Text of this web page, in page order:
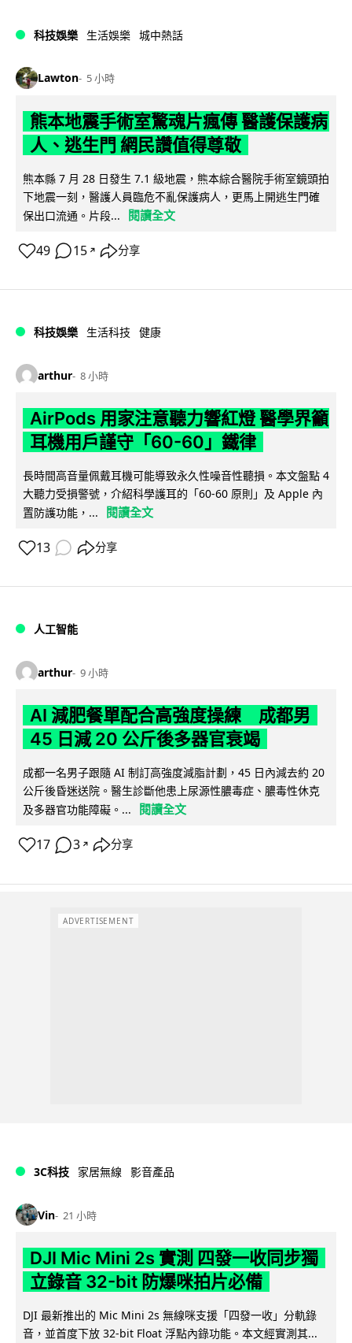
科技娛樂 生活娛樂 城中熱話
Lawton 5 小時
熊本地震手術室驚魂片瘋傳 醫護保護病
人、逃生門 網民讚值得尊敬
熊本縣 7 月 28 日發生 7.1 級地震，熊本綜合醫院手術室鏡頭拍
下地震一刻，醫護人員臨危不亂保護病人，更馬上開逃生門確
保出口流通。片段...
閱讀全文
49 15 ↗ 分享
科技娛樂 生活科技 健康
arthur 8 小時
AirPods 用家注意聽力響紅燈 醫學界籲
耳機用戶謹守「60-60」鐵律
長時間高音量佩戴耳機可能導致永久性噪音性聽損。本文盤點 4
大聽力受損警號，介紹科學護耳的「60-60 原則」及 Apple 內
置防護功能，...
閱讀全文
13 分享
人工智能
arthur 9 小時
AI 減肥餐單配合高強度操練 成都男
45 日減 20 公斤後多器官衰竭
成都一名男子跟隨 AI 制訂高強度減脂計劃，45 日內減去約 20
公斤後昏迷送院。醫生診斷他患上尿源性膿毒症、膿毒性休克
及多器官功能障礙。...
閱讀全文
17 3 ↗ 分享
ADVERTISEMENT
3C科技 家居無線 影音產品
Vin 21 小時
DJI Mic Mini 2s 實測 四發一收同步獨
立錄音 32-bit 防爆咪拍片必備
DJI 最新推出的 Mic Mini 2s 無線咪支援「四發一收」分軌錄
音，並首度下放 32-bit Float 浮點內錄功能。本文經實測其...